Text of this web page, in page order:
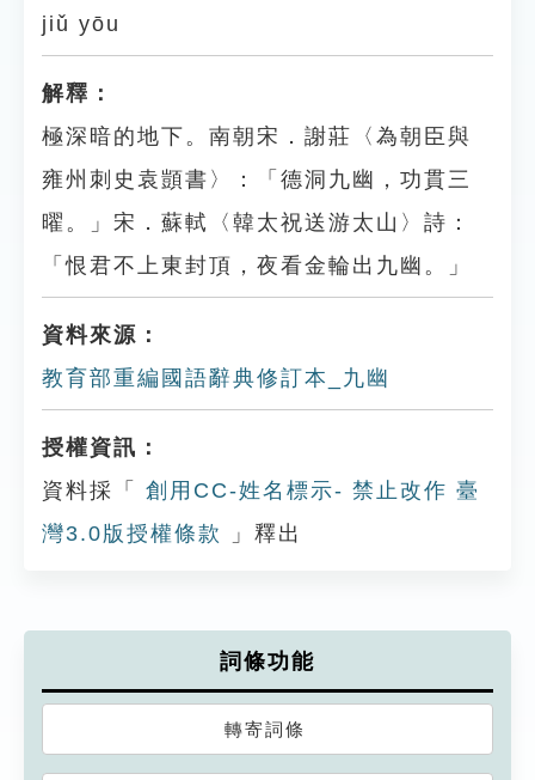
jiǔ yōu
解釋：
極深暗的地下。南朝宋．謝莊〈為朝臣與
雍州刺史袁顗書〉：「德洞九幽，功貫三
曜。」宋．蘇軾〈韓太祝送游太山〉詩：
「恨君不上東封頂，夜看金輪出九幽。」
資料來源：
教育部重編國語辭典修訂本_九幽
授權資訊：
資料採「
創用CC-姓名標示- 禁止改作 臺
灣3.0版授權條款
」釋出
詞條功能
轉寄詞條